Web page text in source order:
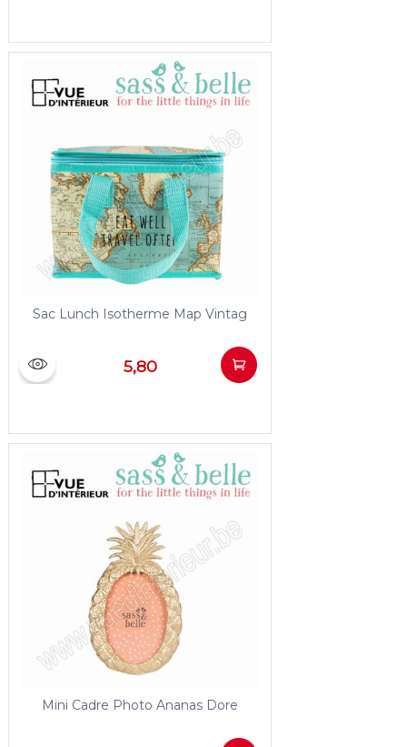
Sac Lunch Isotherme Map Vintag
5,80
Mini Cadre Photo Ananas Dore